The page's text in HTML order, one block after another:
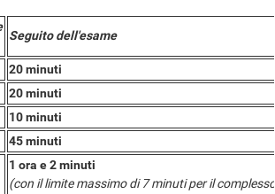
Seguito dell'esame
20 minuti
20 minuti
10 minuti
45 minuti
1 ora e 2 minuti
(con il limite massimo di 7 minuti per il complesso